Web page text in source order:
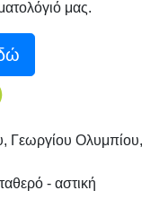
μας.
Γεωργίου Ολυμπίου,
- αστική